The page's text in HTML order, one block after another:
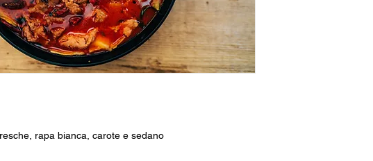
rapa bianca, carote e sedano